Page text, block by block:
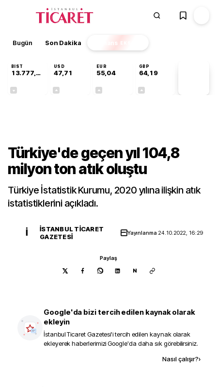
Bugün Son Dakika Finans EKSTRA
BIST
13.777,06
USD
47,71
EUR
55,04
GBP
64,19
Türkiye'de geçen yıl 104,8
milyon ton atık oluştu
Türkiye İstatistik Kurumu, 2020 yılına ilişkin atık
istatistiklerini açıkladı.
İ
İSTANBUL TICARET
GAZETESI
Yayınlanma 24.10.2022, 16:29
Paylaş
N
Google'da bizi tercih edilen kaynak olarak
ekleyin
İstanbul Ticaret Gazetesi'i tercih edilen kaynak olarak
ekleyerek haberlerimizi Google'da daha sık görebilirsiniz.
Nasıl çalışır?›